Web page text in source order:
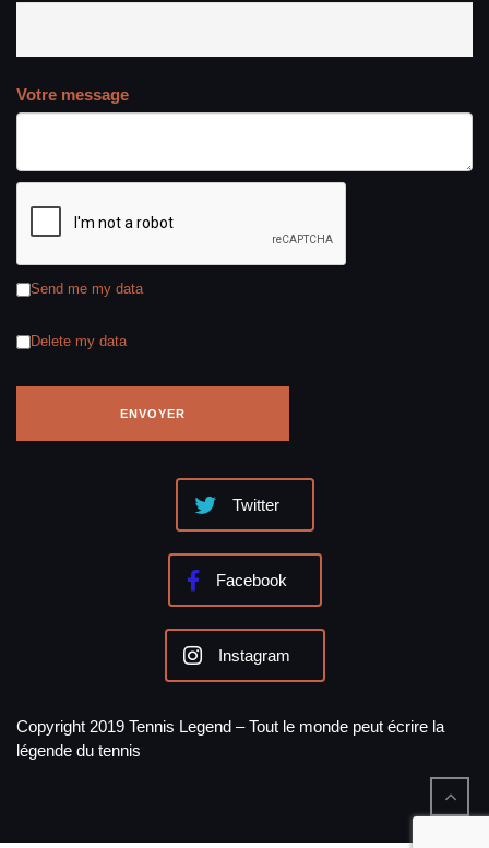
Votre message
Send me my data
Delete my data
Twitter
Facebook
Instagram
Copyright 2019 Tennis Legend – Tout le monde peut écrire la
légende du tennis